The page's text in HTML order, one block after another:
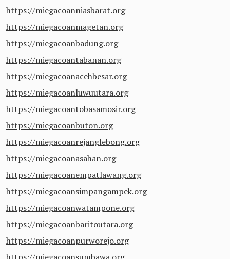
https://miegacoanniasbarat.org
https://miegacoanmagetan.org
https://miegacoanbadung.org
https://miegacoantabanan.org
https://miegacoanacehbesar.org
https://miegacoanluwuutara.org
https://miegacoantobasamosir.org
https://miegacoanbuton.org
https://miegacoanrejanglebong.org
https://miegacoanasahan.org
https://miegacoanempatlawang.org
https://miegacoansimpangampek.org
https://miegacoanwatampone.org
https://miegacoanbaritoutara.org
https://miegacoanpurworejo.org